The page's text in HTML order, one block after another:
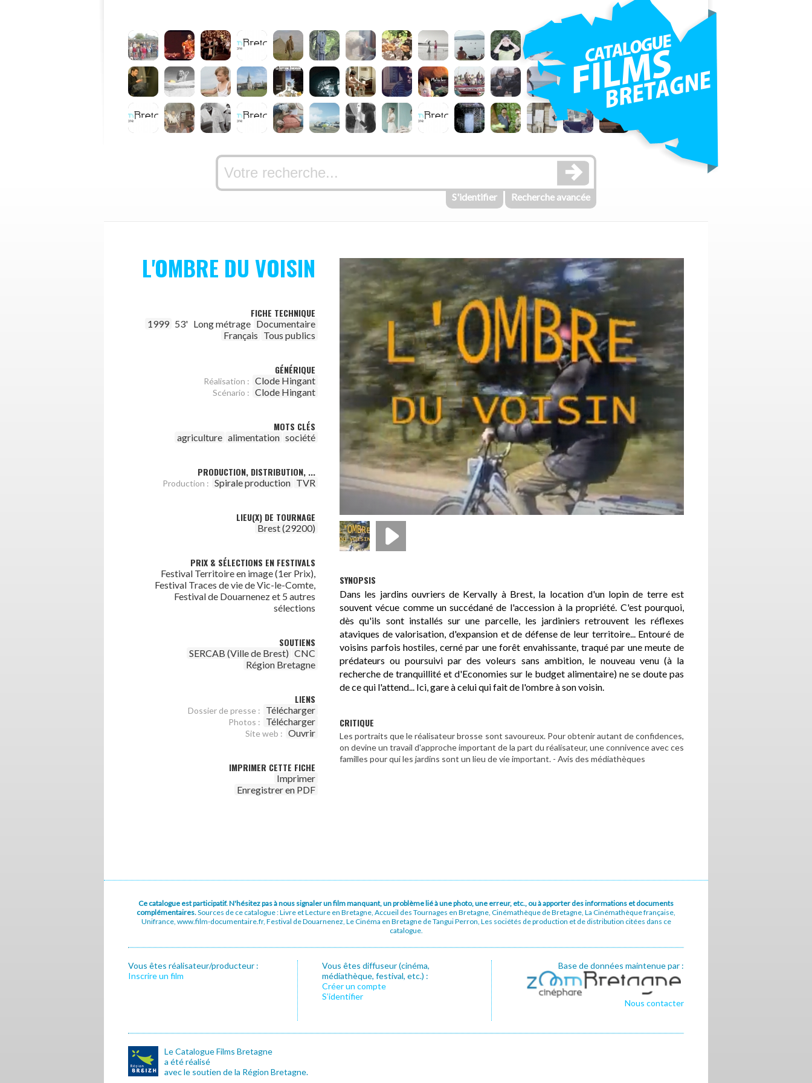
S'identifier Recherche avancée
L'OMBRE DU VOISIN
FICHE TECHNIQUE
1999 53' Long métrage Documentaire
Français Tous publics
GÉNÉRIQUE
Réalisation : Clode Hingant
Scénario : Clode Hingant
MOTS CLÉS
agriculture alimentation société
PRODUCTION, DISTRIBUTION, ...
Production : Spirale production TVR
LIEU(X) DE TOURNAGE
Brest (29200)
PRIX & SÉLECTIONS EN FESTIVALS
Festival Territoire en image (1er Prix),
Festival Traces de vie de Vic-le-Comte,
Festival de Douarnenez et 5 autres
sélections
SOUTIENS
SERCAB (Ville de Brest) CNC
Région Bretagne
LIENS
Dossier de presse : Télécharger
Photos : Télécharger
Site web : Ouvrir
IMPRIMER CETTE FICHE
Imprimer
Enregistrer en PDF
SYNOPSIS
Dans les jardins ouvriers de Kervally à Brest, la location d'un lopin de terre est
souvent vécue comme un succédané de l'accession à la propriété. C'est pourquoi,
dès qu'ils sont installés sur une parcelle, les jardiniers retrouvent les réflexes
ataviques de valorisation, d'expansion et de défense de leur territoire... Entouré de
voisins parfois hostiles, cerné par une forêt envahissante, traqué par une meute de
prédateurs ou poursuivi par des voleurs sans ambition, le nouveau venu (à la
recherche de tranquillité et d'Economies sur le budget alimentaire) ne se doute pas
de ce qui l'attend... Ici, gare à celui qui fait de l'ombre à son voisin.
CRITIQUE
Les portraits que le réalisateur brosse sont savoureux. Pour obtenir autant de confidences,
on devine un travail d'approche important de la part du réalisateur, une connivence avec ces
familles pour qui les jardins sont un lieu de vie important. - Avis des médiathèques
Ce catalogue est participatif. N'hésitez pas à nous signaler un film manquant, un problème lié à une photo, une erreur, etc., ou à apporter des informations et documents
complémentaires.Sources de ce catalogue : Livre et Lecture en Bretagne, Accueil des Tournages en Bretagne, Cinémathèque de Bretagne, La Cinémathèque française,
Unifrance, www.film-documentaire.fr, Festival de Douarnenez, Le Cinéma en Bretagne de Tangui Perron, Les sociétés de production et de distribution citées dans ce
catalogue.
Vous êtes réalisateur/producteur :
Inscrire un film
Vous êtes diffuseur (cinéma,
médiathèque, festival, etc.) :
Créer un compte
S’identifier
Base de données maintenue par :
Nous contacter
Le Catalogue Films Bretagne
a été réalisé
avec le soutien de la Région Bretagne.